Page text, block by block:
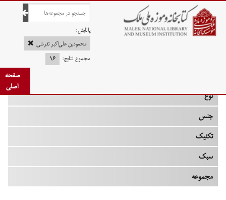
صفحه اصلی
پالایش:
محمودبن علی‌اکبر تفرشی
مجموع نتایج:
۱۶
صفحه
اصلی
نوع
جنس
تکنیک
سبک
مجموعه